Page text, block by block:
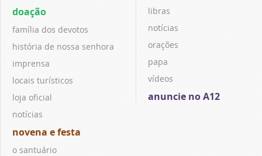
doação
família dos devotos
história de nossa senhora
imprensa
locais turísticos
loja oficial
notícias
novena e festa
o santuário
libras
notícias
orações
papa
vídeos
anuncie no A12